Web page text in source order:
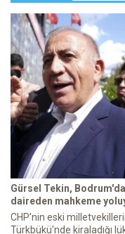
Gürsel Tekin,
daireden mahkeme
CHP’nin eski
Türkbükü'nde kiraladığı